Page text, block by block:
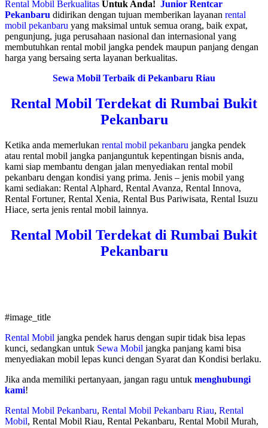
Rental Mobil Berkualitas Untuk Anda! Junior Rentcar
Pekanbaru didirikan dengan tujuan memberikan layanan rental
mobil pekanbaru yang maksimal untuk semua orang, baik expat,
pengunjung, juga perusahaan nasional dan internasional yang
membutuhkan rental mobil jangka pendek maupun panjang dengan
harga yang bersaing serta layanan berkualitas.
Sewa Mobil Terbaik di Pekanbaru Riau
Rental Mobil Terdekat di Rumbai Bukit
Pekanbaru
Ketika anda memerlukan rental mobil pekanbaru jangka pendek
atau rental mobil jangka panjanguntuk kepentingan bisnis anda,
kami siap membantu dengan jalan menyediakan rental mobil
pekanbaru dengan kondisi yang prima. Jenis – jenis mobil yang
kami sediakan: Rental Alphard, Rental Avanza, Rental Innova,
Rental Fortuner, Rental Xenia, Rental Bus Pariwisata, Rental Isuzu
Hiace, serta jenis rental mobil lainnya.
Rental Mobil Terdekat di Rumbai Bukit
Pekanbaru
#image_title
Rental Mobil jangka pendek harus dengan supir tidak bisa lepas
kunci, sedangkan untuk Sewa Mobil jangka panjang kami bisa
menyediakan mobil lepas kunci dengan Syarat dan Kondisi berlaku.
Jika anda memiliki pertanyaan, jangan ragu untuk menghubungi
kami!
Rental Mobil Pekanbaru, Rental Mobil Pekanbaru Riau, Rental
Mobil, Rental Mobil Riau, Rental Pekanbaru, Rental Mobil Murah,